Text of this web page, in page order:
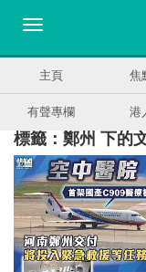
主頁 焦
有聲專欄 港
標籤：鄭州 下的